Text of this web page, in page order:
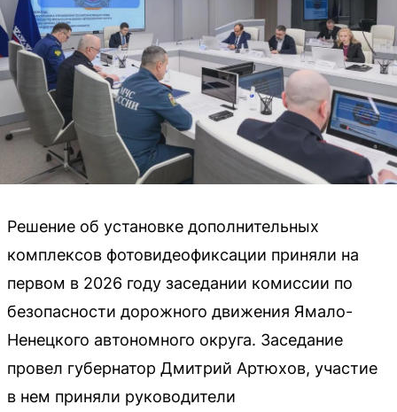
Решение об установке дополнительных
комплексов фотовидеофиксации приняли на
первом в 2026 году заседании комиссии по
безопасности дорожного движения Ямало-
Ненецкого автономного округа. Заседание
провел губернатор Дмитрий Артюхов, участие
в нем приняли руководители